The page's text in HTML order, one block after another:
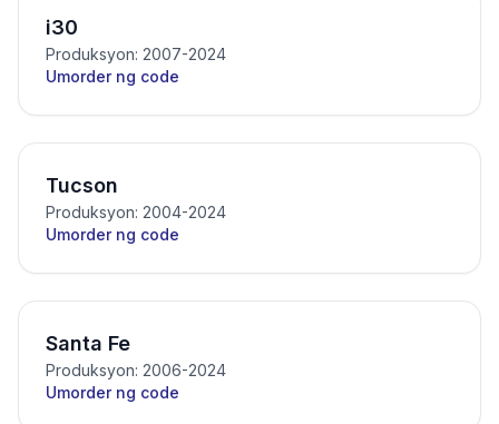
i30
Produksyon: 2007-2024
Umorder ng code
Tucson
Produksyon: 2004-2024
Umorder ng code
Santa Fe
Produksyon: 2006-2024
Umorder ng code